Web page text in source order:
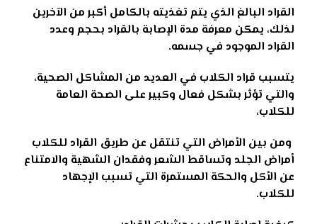
القراد البالغ الذي يتم تغذيته بالكامل أكبر من الآخرين
لذلك، يمكن معرفة مدة الإصابة بالقراد بحجم وعدد
القراد الموجود في جسمه.
يتسبب قراد الكلاب في العديد من المشاكل الصحية،
والتي تؤثر بشكل فعال وكبير على الصحة العامة
للكلاب،
ومن بين الأمراض التي تنتقل عن طريق القراد للكلاب
أمراض الجلد وتساقط الشعر وفقدان الشهية والامتناع
عن الأكل والحكة المستمرة التي تسبب الإجهاد
للكلاب.